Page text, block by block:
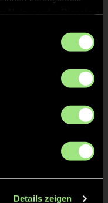
Details zeigen